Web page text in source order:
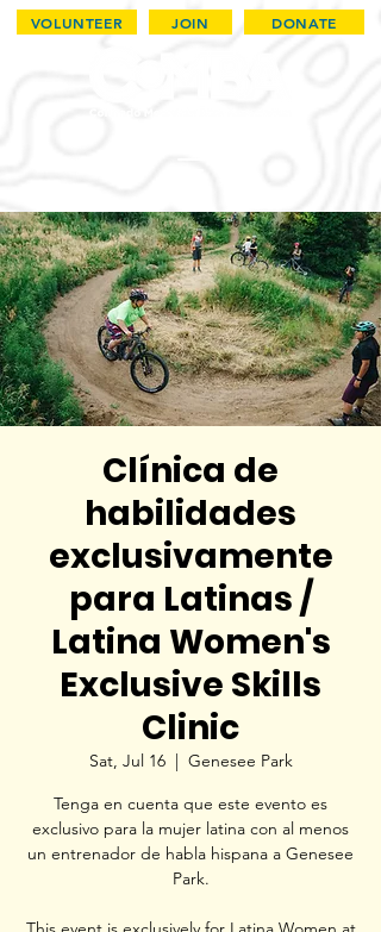
VOLUNTEER JOIN DONATE
Clínica de
habilidades
exclusivamente
para Latinas /
Latina Women's
Exclusive Skills
Clinic
Sat, Jul 16
  |
Genesee Park
Tenga en cuenta que este evento es
exclusivo para la mujer latina con al menos
un entrenador de habla hispana a Genesee
Park.